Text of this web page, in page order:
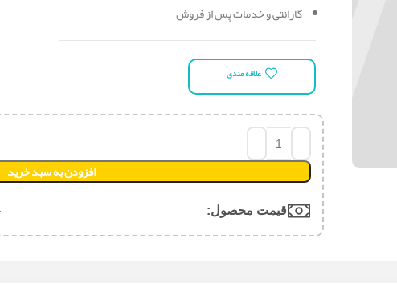
گارانتی و خدمات پس از فروش
علاقه مندی
افزودن به سبد خرید
قیمت محصول:​